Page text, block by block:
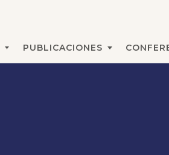
PUBLICACIONES
BUSCAR